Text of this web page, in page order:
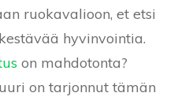
ruokavalioon, et etsi
hyvinvointia.
on mahdotonta?
on tarjonnut tämän